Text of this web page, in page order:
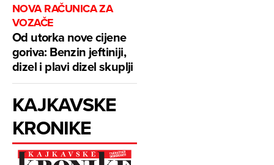
NOVA RAČUNICA ZA
VOZAČE
Od utorka nove cijene
goriva: Benzin jeftiniji,
dizel i plavi dizel skuplji
KAJKAVSKE
KRONIKE